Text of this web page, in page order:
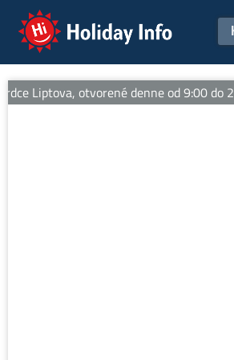
Holiday Info
Liptova, otvorené denne od 9:00 do